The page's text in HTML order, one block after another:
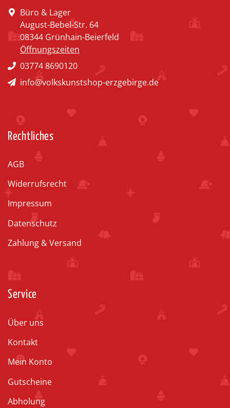
Büro & Lager
August-Bebel-Str. 64
08344 Grünhain-Beierfeld
Öffnungszeiten
03774 8690120
info@volkskunstshop-erzgebirge.de
Rechtliches
AGB
Widerrufsrecht
Impressum
Datenschutz
Zahlung & Versand
Service
Über uns
Kontakt
Mein Konto
Gutscheine
Abholung